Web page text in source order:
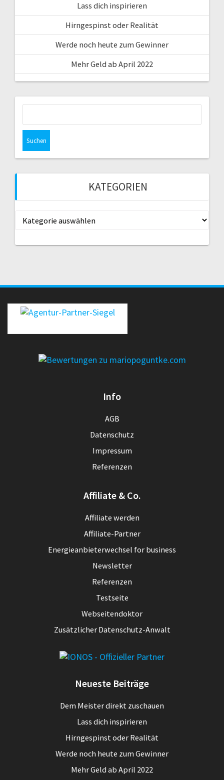
Lass dich inspirieren
Hirngespinst oder Realität
Werde noch heute zum Gewinner
Mehr Geld ab April 2022
KATEGORIEN
Kategorien
Info
AGB
Datenschutz
Impressum
Referenzen
Affiliate & Co.
Affiliate werden
Affiliate-Partner
Energieanbieterwechsel for business
Newsletter
Referenzen
Testseite
Webseitendoktor
Zusätzlicher Datenschutz-Anwalt
Neueste Beiträge
Dem Meister direkt zuschauen
Lass dich inspirieren
Hirngespinst oder Realität
Werde noch heute zum Gewinner
Mehr Geld ab April 2022